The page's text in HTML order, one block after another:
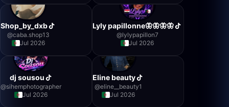
Shop_by_dxb
@caba.shop13
Jul 2026
Lyly papillonne🦋🦋🦋🦋
@lylypapillon7
Jul 2026
dj sousou
@sihemphotographer
Jul 2026
Eline beauty
@eline__beauty1
Jul 2026